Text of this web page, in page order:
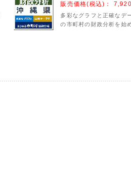
販売価格(税込)：
多彩なグラフと正確なデ
の市町村の財政分析を始